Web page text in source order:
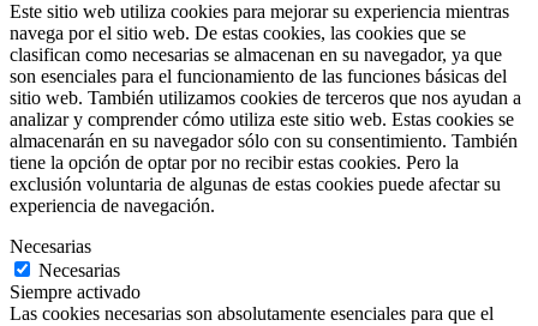
Este sitio web utiliza cookies para mejorar su experiencia mientras
navega por el sitio web. De estas cookies, las cookies que se
clasifican como necesarias se almacenan en su navegador, ya que
son esenciales para el funcionamiento de las funciones básicas del
sitio web. También utilizamos cookies de terceros que nos ayudan a
analizar y comprender cómo utiliza este sitio web. Estas cookies se
almacenarán en su navegador sólo con su consentimiento. También
tiene la opción de optar por no recibir estas cookies. Pero la
exclusión voluntaria de algunas de estas cookies puede afectar su
experiencia de navegación.
Necesarias
Necesarias
Siempre activado
Las cookies necesarias son absolutamente esenciales para que el